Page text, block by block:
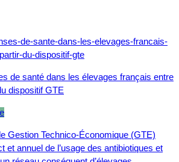
de santé dans les élevages français entre
dispositif GTE
Gestion Technico-Économique (GTE)
et annuel de l’usage des antibiotiques et